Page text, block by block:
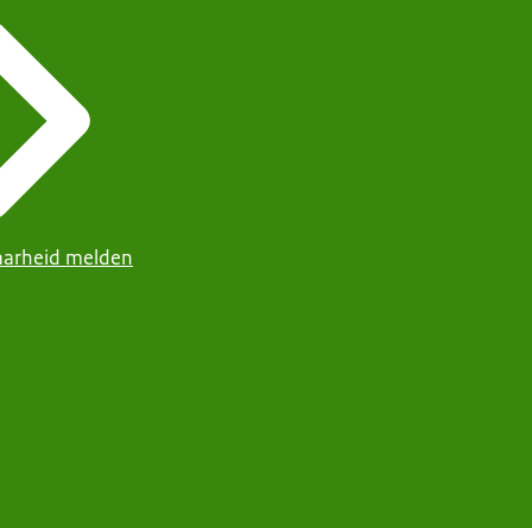
melden